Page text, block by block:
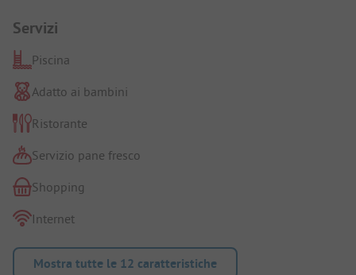
Servizi
Piscina
Adatto ai bambini
Ristorante
Servizio pane fresco
Shopping
Internet
Mostra tutte le 12 caratteristiche